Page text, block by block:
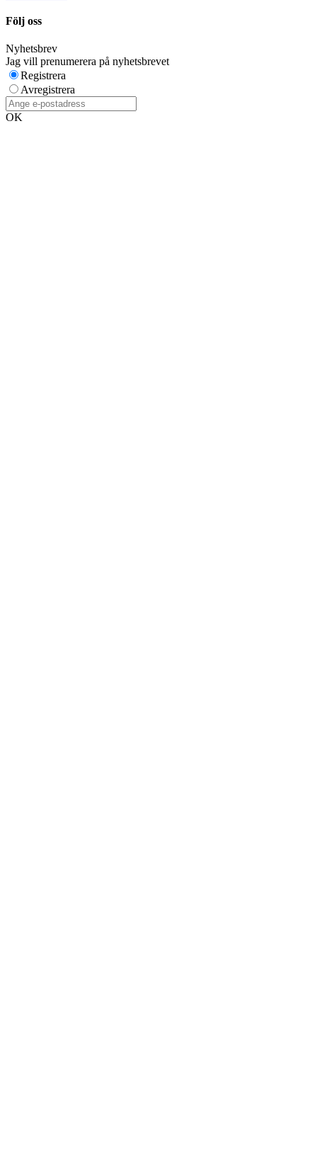
Följ oss
Nyhetsbrev
Jag vill prenumerera på nyhetsbrevet
Registrera
Avregistrera
OK